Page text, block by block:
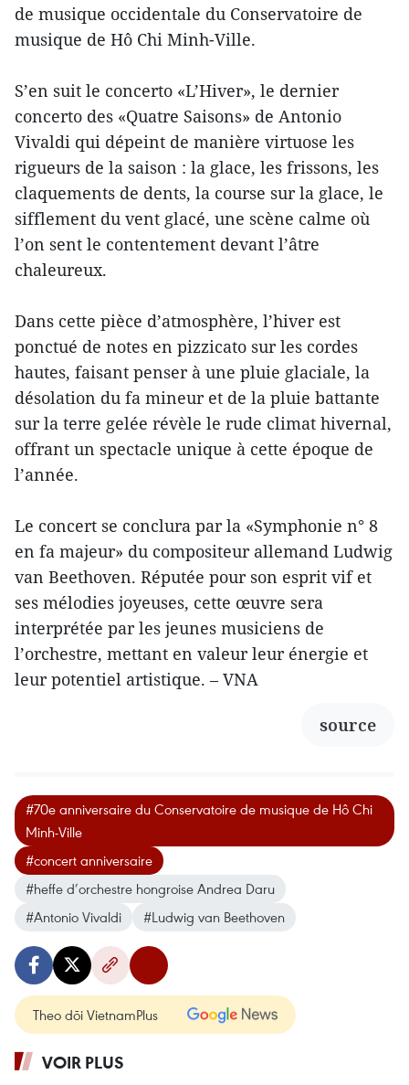
de musique occidentale du Conservatoire de
musique de Hô Chi Minh-Ville.
S’en suit le concerto «L’Hiver», le dernier
concerto des «Quatre Saisons» de Antonio
Vivaldi qui dépeint de manière virtuose les
rigueurs de la saison : la glace, les frissons, les
claquements de dents, la course sur la glace, le
sifflement du vent glacé, une scène calme où
l’on sent le contentement devant l’âtre
chaleureux.
Dans cette pièce d’atmosphère, l’hiver est
ponctué de notes en pizzicato sur les cordes
hautes, faisant penser à une pluie glaciale, la
désolation du fa mineur et de la pluie battante
sur la terre gelée révèle le rude climat hivernal,
offrant un spectacle unique à cette époque de
l’année.
Le concert se conclura par la «Symphonie n° 8
en fa majeur» du compositeur allemand Ludwig
van Beethoven. Réputée pour son esprit vif et
ses mélodies joyeuses, cette œuvre sera
interprétée par les jeunes musiciens de
l’orchestre, mettant en valeur leur énergie et
leur potentiel artistique. – VNA
source
#70e anniversaire du Conservatoire de musique de Hô Chi
Minh-Ville
#concert anniversaire
#heffe d’orchestre hongroise Andrea Daru
#Antonio Vivaldi
#Ludwig van Beethoven
Theo dõi VietnamPlus
VOIR PLUS